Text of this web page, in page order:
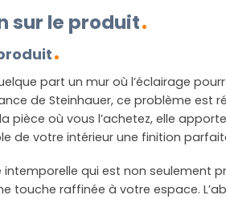
sur le produit
part un mur où l’éclairage
de Steinhauer, ce problème est
pièce où vous l’achetez, elle
de votre intérieur une finition
intemporelle qui est non seulement
touche raffinée à votre espace.